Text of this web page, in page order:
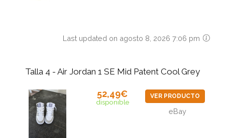
Last updated on agosto 8, 2026 7:06 pm
Talla 4 - Air Jordan 1 SE Mid Patent Cool Grey
52,49€
disponible
VER PRODUCTO
eBay